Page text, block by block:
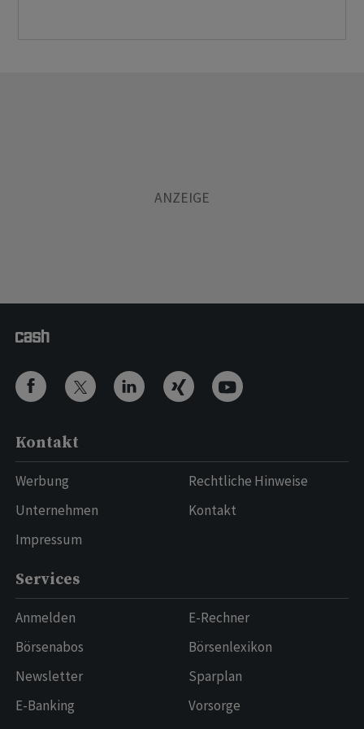
Kontakt
Werbung
Unternehmen
Impressum
Rechtliche Hinweise
Kontakt
Services
Anmelden
Börsenabos
Newsletter
E-Banking
E-Rechner
Börsenlexikon
Sparplan
Vorsorge